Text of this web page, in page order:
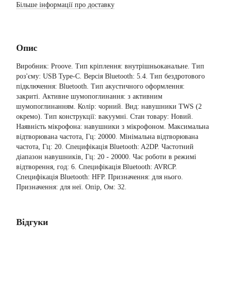
Більше інформації про доставку
Опис
Виробник: Proove. Тип кріплення: внутрішньоканальне. Тип
роз'єму: USB Type-C. Версія Bluetooth: 5.4. Тип бездротового
підключення: Bluetooth. Тип акустичного оформлення:
закриті. Активне шумопоглинання: з активним
шумопоглинанням. Колір: чорний. Вид: навушники TWS (2
окремо). Тип конструкції: вакуумні. Стан товару: Новий.
Наявність мікрофона: навушники з мікрофоном. Максимальна
відтворювана частота, Гц: 20000. Мінімальна відтворювана
частота, Гц: 20. Специфікація Bluetooth: A2DP. Частотний
діапазон навушників, Гц: 20 - 20000. Час роботи в режимі
відтворення, год: 6. Специфікація Bluetooth: AVRCP.
Специфікація Bluetooth: HFP. Призначення: для нього.
Призначення: для неї. Опір, Ом: 32.
Відгуки